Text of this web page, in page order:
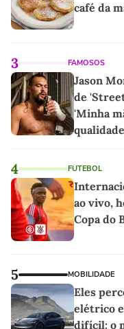
café da
3 FAMOSOS
Jason
de
'Minha
4 FUTEBOL
ao vivo,
Copa do
5 MOBILIDADE
Eles
elétrico
difícil: o